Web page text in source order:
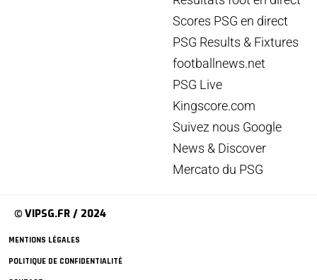
Scores PSG en direct
PSG Results & Fixtures
footballnews.net
PSG Live
Kingscore.com
Suivez nous Google
News & Discover
Mercato du PSG
© VIPSG.FR / 2024
MENTIONS LÉGALES
POLITIQUE DE CONFIDENTIALITÉ